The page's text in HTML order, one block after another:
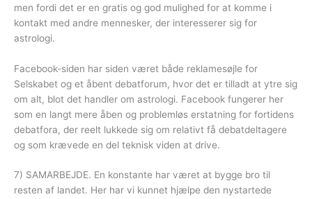
men fordi det er en gratis og god mulighed for at komme i
kontakt med andre mennesker, der interesserer sig for
astrologi.
Facebook-siden har siden været både reklamesøjle for
Selskabet og et åbent debatforum, hvor det er tilladt at ytre sig
om alt, blot det handler om astrologi. Facebook fungerer her
som en langt mere åben og problemløs erstatning for fortidens
debatfora, der reelt lukkede sig om relativt få debatdeltagere
og som krævede en del teknisk viden at drive.
7) SAMARBEJDE. En konstante har været at bygge bro til
resten af landet. Her har vi kunnet hjælpe den nystartede